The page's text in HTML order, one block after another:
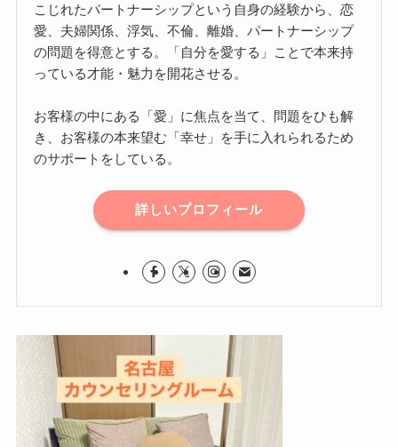
こじれたパートナーシップという自身の経験から、恋
愛、夫婦関係、浮気、不倫、離婚、パートナーシップ
の問題を得意とする。「自分を愛する」ことで本来持
っている才能・魅力を開花させる。
お客様の中にある「愛」に焦点を当て、問題をひも解
き、お客様の本来望む「幸せ」を手に入れられるため
のサポートをしている。
詳しいプロフィール